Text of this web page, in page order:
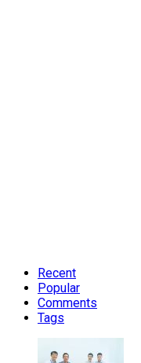
Recent
Popular
Comments
Tags